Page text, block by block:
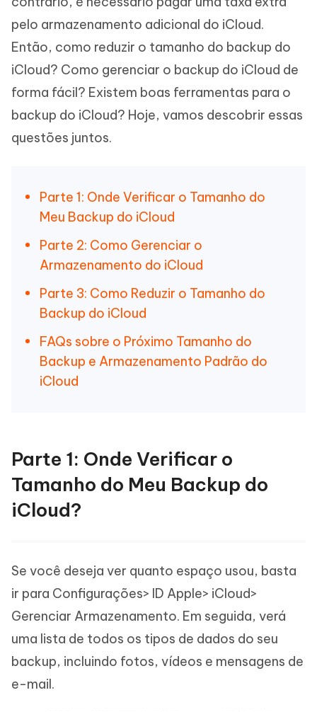
pelo armazenamento adicional do iCloud.
Então, como reduzir o tamanho do backup do
iCloud? Como gerenciar o backup do iCloud de
forma fácil? Existem boas ferramentas para o
backup do iCloud? Hoje, vamos descobrir essas
questões juntos.
Parte 1: Onde Verificar o Tamanho do
Meu Backup do iCloud
Parte 2: Como Gerenciar o
Armazenamento do iCloud
Parte 3: Como Reduzir o Tamanho do
Backup do iCloud
FAQs sobre o Próximo Tamanho do
Backup e Armazenamento Padrão do
iCloud
Parte 1: Onde Verificar o
Tamanho do Meu Backup do
iCloud?
Se você deseja ver quanto espaço usou, basta
ir para Configurações> ID Apple> iCloud>
Gerenciar Armazenamento. Em seguida, verá
uma lista de todos os tipos de dados do seu
backup, incluindo fotos, vídeos e mensagens de
e-mail.